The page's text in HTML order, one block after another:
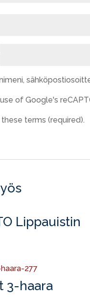
of Google's
terms (required).
Lippauistin
3-haara